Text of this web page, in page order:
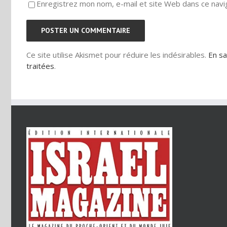
Enregistrez mon nom, e-mail et site Web dans ce
Ce site utilise Akismet pour réduire les indésirables. En
traitées.